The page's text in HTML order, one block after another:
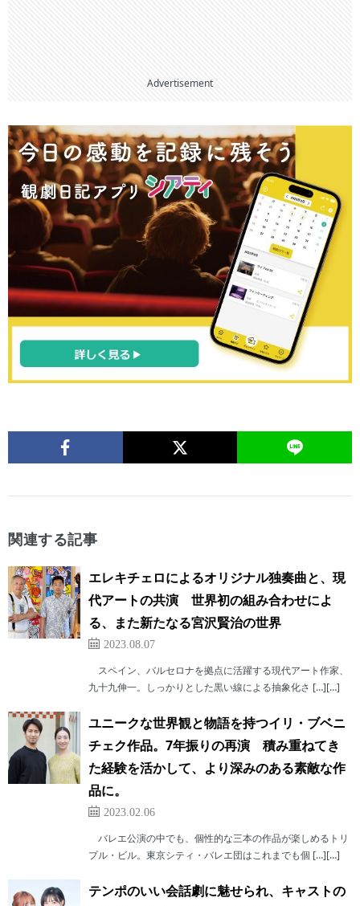
Advertisement
関連する記事
エレキチェロによるオリジナル独奏曲と、現
代アートの共演 世界初の組み合わせによ
る、また新たなる宮沢賢治の世界
2023.08.07
スペイン、バルセロナを拠点に活躍する現代アート作家、
九十九伸一。しっかりとした黒い線による抽象化さ […][…]
ユニークな世界観と物語を持つイリ・ブベニ
チェク作品。7年振りの再演 積み重ねてき
た経験を活かして、より深みのある素敵な作
品に。
2023.02.06
バレエ公演の中でも、個性的な三本の作品が楽しめるトリ
プル・ビル。東京シティ・バレエ団はこれまでも個 […][…]
テンポのいい会話劇に魅せられ、キャストの